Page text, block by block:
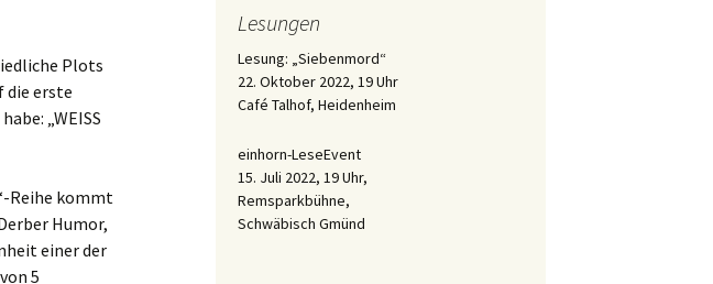
Plots
die erste
„WEISS
Reihe kommt
Humor,
einer der
5
Lesungen
Lesung: „Siebenmord“
22. Oktober 2022, 19 Uhr
Café Talhof, Heidenheim
einhorn-LeseEvent
15. Juli 2022, 19 Uhr,
Remsparkbühne,
Schwäbisch Gmünd